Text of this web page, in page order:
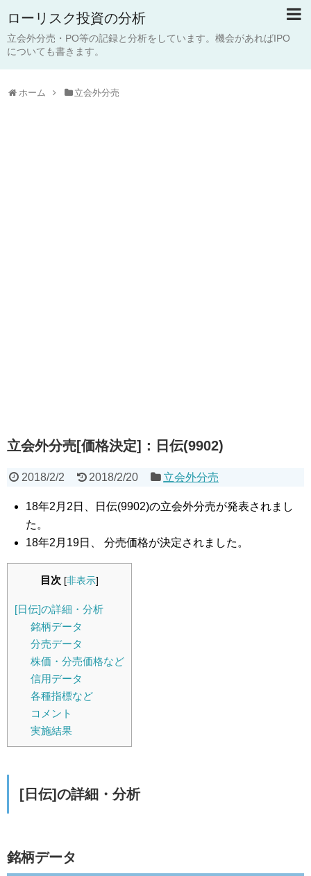
ローリスク投資の分析
立会外分売・PO等の記録と分析をしています。機会があればIPO
についても書きます。
ホーム 立会外分売
立会外分売[価格決定]：日伝(9902)
2018/2/2 2018/2/20 立会外分売
18年2月2日、日伝(9902)の立会外分売が発表されまし
た。
18年2月19日、 分売価格が決定されました。
目次 [非表示]
[日伝]の詳細・分析
銘柄データ
分売データ
株価・分売価格など
信用データ
各種指標など
コメント
実施結果
[日伝]の詳細・分析
銘柄データ